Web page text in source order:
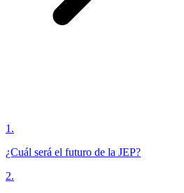
1 .
¿Cuál será el futuro de la JEP?
2.